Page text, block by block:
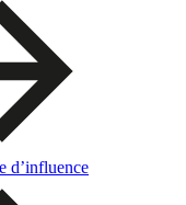
d’influence